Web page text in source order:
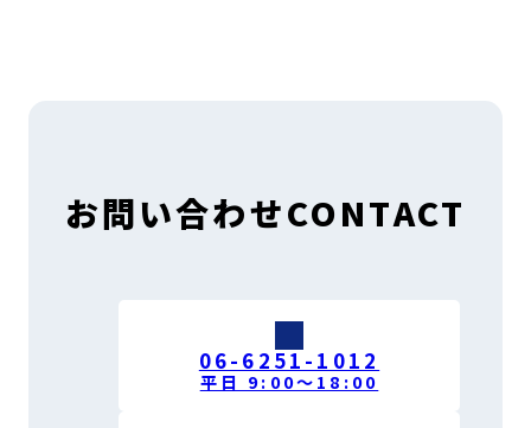
お問い合わせCONTACT
06-6251-1012
平日 9:00〜18:00